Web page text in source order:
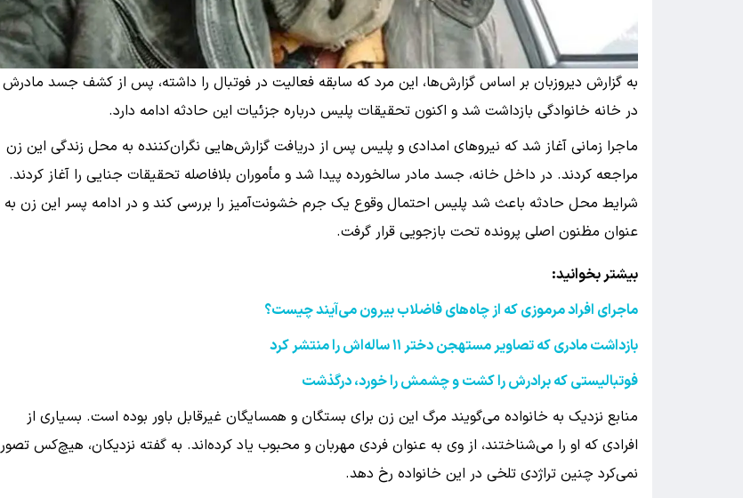
به گزارش دیروزبان بر اساس گزارش‌ها، این مرد که سابقه فعالیت در فوتبال را داشته، پس از کشف جسد مادرش
در خانه خانوادگی بازداشت شد و اکنون تحقیقات پلیس درباره جزئیات این حادثه ادامه دارد.
ماجرا زمانی آغاز شد که نیروهای امدادی و پلیس پس از دریافت گزارش‌هایی نگران‌کننده به محل زندگی این زن
مراجعه کردند. در داخل خانه، جسد مادر سالخورده پیدا شد و مأموران بلافاصله تحقیقات جنایی را آغاز کردند.
شرایط محل حادثه باعث شد پلیس احتمال وقوع یک جرم خشونت‌آمیز را بررسی کند و در ادامه پسر این زن به
عنوان مظنون اصلی پرونده تحت بازجویی قرار گرفت.
بیشتر بخوانید:
ماجرای افراد مرموزی که از چاه‌های فاضلاب بیرون می‌آیند چیست؟
بازداشت مادری که تصاویر مستهجن دختر ۱۱ ساله‌اش را منتشر کرد
فوتبالیستی که برادرش را کشت و چشمش را خورد، درگذشت
منابع نزدیک به خانواده می‌گویند مرگ این زن برای بستگان و همسایگان غیرقابل باور بوده است. بسیاری از
افرادی که او را می‌شناختند، از وی به عنوان فردی مهربان و محبوب یاد کرده‌اند. به گفته نزدیکان، هیچ‌کس تصور
نمی‌کرد چنین تراژدی تلخی در این خانواده رخ دهد.